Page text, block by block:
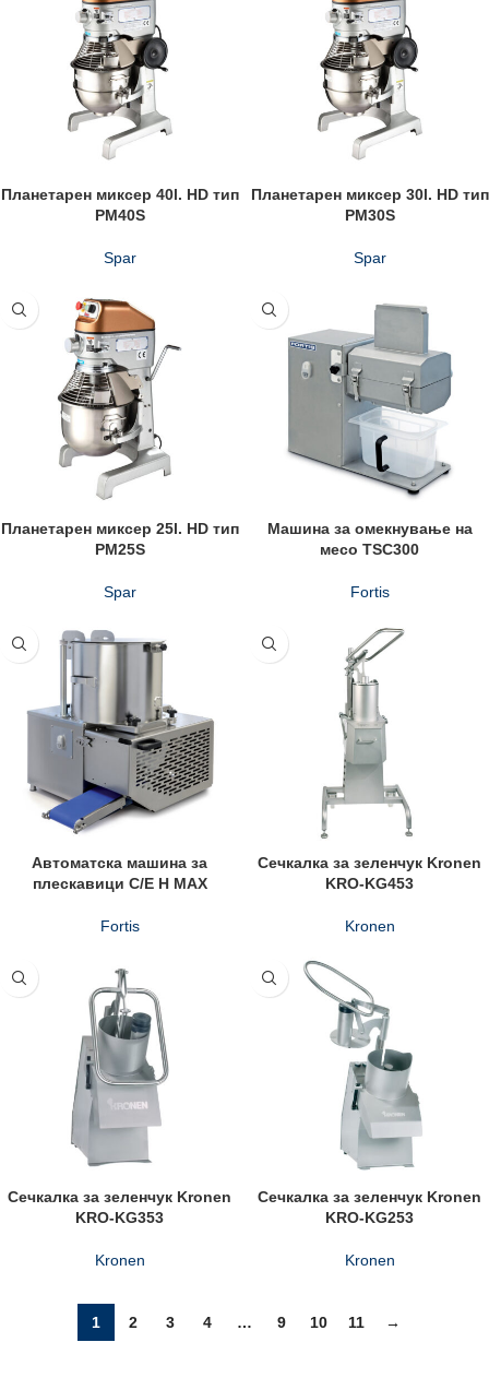
Планетарен миксер 40l. HD тип
PM40S
Spar
Планетарен миксер 30l. HD тип
PM30S
Spar
Планетарен миксер 25l. HD тип
PM25S
Spar
Машина за омекнување на
месо TSC300
Fortis
Aвтоматска машина за
плескавици C/E H MAX
Fortis
Сечкалка за зеленчук Kronen
KRO-KG453
Kronen
Сечкалка за зеленчук Kronen
KRO-KG353
Kronen
Сечкалка за зеленчук Kronen
KRO-KG253
Kronen
1 2 3 4 … 9 10 11 →